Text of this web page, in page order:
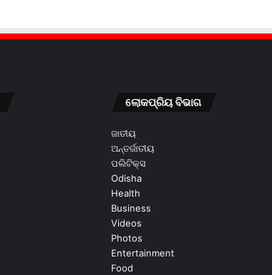
ଲୋକପ୍ରିୟ ବିଭାଗ
ଜାତୀୟ
ଅନ୍ତର୍ଜାତୀୟ
ପଲିଟିକ୍ସ
Odisha
Health
Business
Videos
Photos
Entertainment
Food